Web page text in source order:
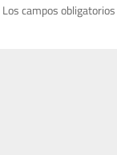
Los campos obligatorios